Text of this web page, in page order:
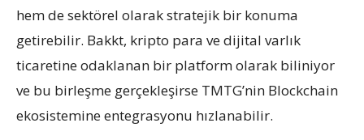
hem de sektörel olarak stratejik bir konuma
getirebilir. Bakkt, kripto para ve dijital varlık
ticaretine odaklanan bir platform olarak biliniyor
ve bu birleşme gerçekleşirse TMTG’nin Blockchain
ekosistemine entegrasyonu hızlanabilir.